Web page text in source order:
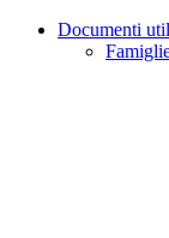
Documenti